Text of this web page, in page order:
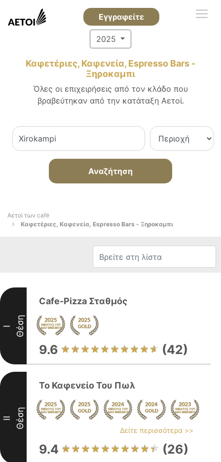
Εγγραφείτε
2025
Καφετέριες, Καφενεία, Espresso Bars -
Ξηροκαμπι
Όλες οι επιχειρήσεις από τον κλάδο που
βραβεύτηκαν από την κατάταξη Αετοί.
Αναζήτηση
Αετοί των café
Καφετέριες, Καφενεία, Espresso Bars - Ξηροκαμπι
I Θέση
Cafe-Pizza Σταθμός
9.6 (42)
II Θέση
Το Καφενείο Του Πωλ
Δείτε περισσότερα >>
9.4 (26)